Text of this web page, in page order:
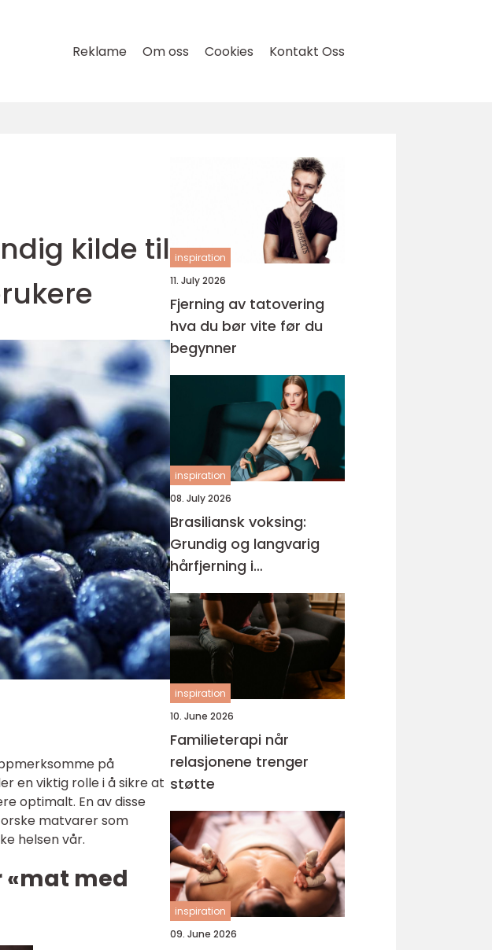
Reklame Om oss Cookies Kontakt Oss
kilde til
på
en viktig rolle i å sikre at
optimalt. En av disse
matvarer som
helsen vår.
«mat med
inspiration
11. July 2026
Fjerning av tatovering
hva du bør vite før du
begynner
inspiration
08. July 2026
Brasiliansk voksing:
Grundig og langvarig
hårfjerning i
intimområdet
inspiration
10. June 2026
Familieterapi når
relasjonene trenger
støtte
inspiration
09. June 2026